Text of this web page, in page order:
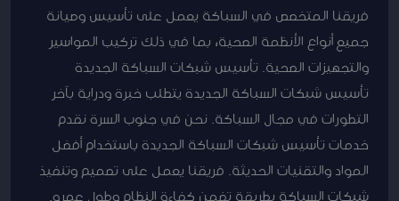
فريقنا المتخصص في السباكة يعمل على تأسيس وصيانة
جميع أنواع الأنظمة الصحية، بما في ذلك تركيب المواسير
والتجهيزات الصحية. تأسيس شبكات السباكة الجديدة
تأسيس شبكات السباكة الجديدة يتطلب خبرة ودراية بآخر
التطورات في مجال السباكة. نحن في جنوب السرة نقدم
خدمات تأسيس شبكات السباكة الجديدة باستخدام أفضل
المواد والتقنيات الحديثة. فريقنا يعمل على تصميم وتنفيذ
شبكات السباكة بطريقة تضمن كفاءة النظام وطول عمره.